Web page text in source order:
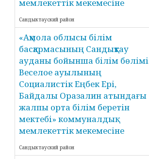
мемлекеттік мекемесіне
Сандыктауский район
«Ақмола облысы білім
басқармасының Сандықтау
ауданы бойынша білім бөлімі
Веселое ауылының
Социалистік Еңбек Ері,
Байдалы Оразалин атындағы
жалпы орта білім беретін
мектебі» коммуналдық
мемлекеттік мекемесіне
Сандыктауский район